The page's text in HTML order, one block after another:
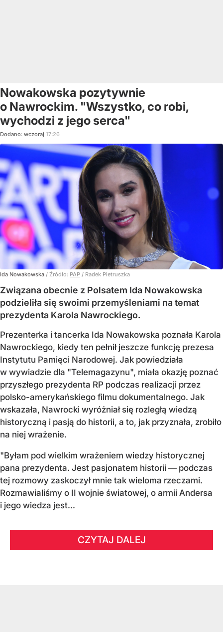
Nowakowska pozytywnie
o Nawrockim. "Wszystko, co robi,
wychodzi z jego serca"
Dodano: wczoraj 17:26
Ida Nowakowska / Źródło: PAP / Radek Pietruszka
Związana obecnie z Polsatem Ida Nowakowska
podzieliła się swoimi przemyśleniami na temat
prezydenta Karola Nawrockiego.
Prezenterka i tancerka Ida Nowakowska poznała Karola
Nawrockiego, kiedy ten pełnił jeszcze funkcję prezesa
Instytutu Pamięci Narodowej. Jak powiedziała
w wywiadzie dla "Telemagazynu", miała okazję poznać
przyszłego prezydenta RP podczas realizacji przez
polsko-amerykańskiego filmu dokumentalnego. Jak
wskazała, Nawrocki wyróżniał się rozległą wiedzą
historyczną i pasją do historii, a to, jak przyznała, zrobiło
na niej wrażenie.
"Byłam pod wielkim wrażeniem wiedzy historycznej
pana prezydenta. Jest pasjonatem historii — podczas
tej rozmowy zaskoczył mnie tak wieloma rzeczami.
Rozmawialiśmy o II wojnie światowej, o armii Andersa
i jego wiedza jest...
CZYTAJ DALEJ